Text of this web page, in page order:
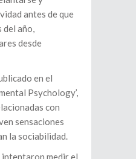
antes de que
del año,
desde
en el
Psychology’,
con
sensaciones
la sociabilidad.
medir el